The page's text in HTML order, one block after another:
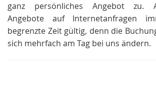
ganz persönliches Angebot zu.
Angebote auf Internetanfragen
begrenzte Zeit gültig, denn die
sich mehrfach am Tag bei uns ändern.